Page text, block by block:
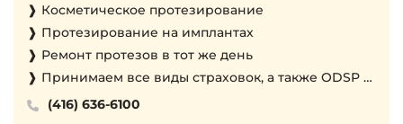
❱ Косметическое протезирование
❱ Протезирование на имплантах
❱ Ремонт протезов в тот же день
❱ Принимаем все виды страховок, а также ODSP и
WELFARE
(416) 636-6100